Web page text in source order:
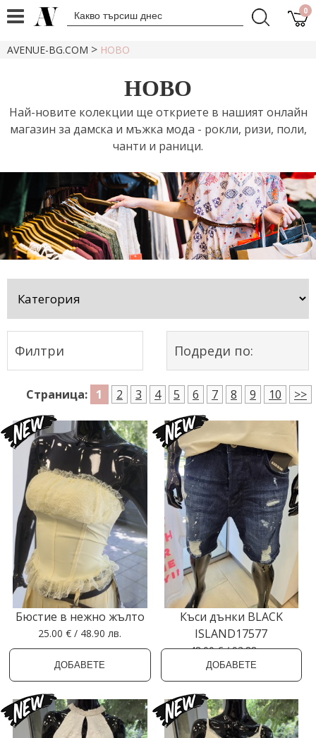
0
AVENUE-BG.COM > НОВО
НОВО
Най-новите колекции ще откриете в нашият онлайн
магазин за дамска и мъжка мода - рокли, ризи, поли,
чанти и раници.
Филтри Подреди по:
Страница: 1 2 3 4 5 6 7 8 9 10 >>
Бюстие в нежно жълто
25.00 € / 48.90 лв.
ДОБАВЕТЕ
Къси дънки BLACK
ISLAND17577
48.00 € / 93.88 лв.
ДОБАВЕТЕ